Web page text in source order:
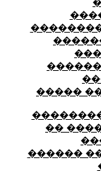
�����
��
������